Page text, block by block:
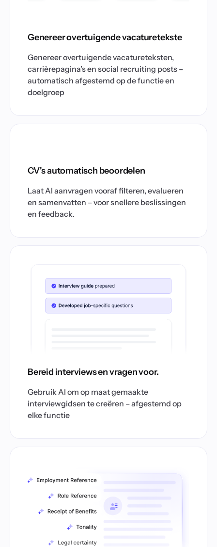
Genereer overtuigende vacaturetekste
Genereer overtuigende vacatureteksten,
carrièrepagina’s en social recruiting posts –
automatisch afgestemd op de functie en
doelgroep
CV's automatisch beoordelen
Laat AI aanvragen vooraf filteren, evalueren
en samenvatten – voor snellere beslissingen
en feedback.
Bereid interviews en vragen voor.
Gebruik AI om op maat gemaakte
interviewgidsen te creëren – afgestemd op
elke functie